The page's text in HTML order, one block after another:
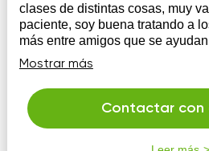
clases de distintas cosas, muy
paciente, soy buena tratando a
más entre amigos que se
una relación maestro alumno,
y es más fácil par...
Mostrar más
Contactar con